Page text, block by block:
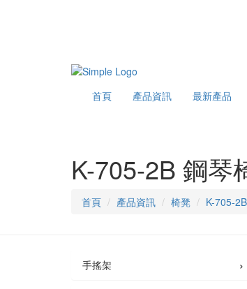
首頁 產品資訊 最新產品
K-705-2B 鋼琴
首頁 產品資訊 椅凳 K-705-
手搖架 ›